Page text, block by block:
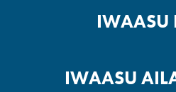
SE
IWAASU
IWAASU